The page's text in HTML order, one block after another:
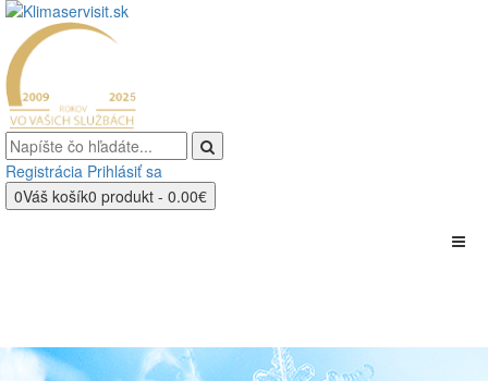
Registrácia Prihlásiť sa
0Váš košík0 produkt - 0.00€